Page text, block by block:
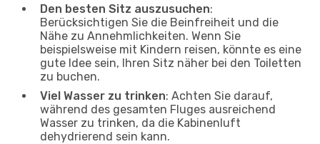
Den besten Sitz auszusuchen:
Berücksichtigen Sie die Beinfreiheit und die
Nähe zu Annehmlichkeiten. Wenn Sie
beispielsweise mit Kindern reisen, könnte es eine
gute Idee sein, Ihren Sitz näher bei den Toiletten
zu buchen.
Viel Wasser zu trinken: Achten Sie darauf,
während des gesamten Fluges ausreichend
Wasser zu trinken, da die Kabinenluft
dehydrierend sein kann.